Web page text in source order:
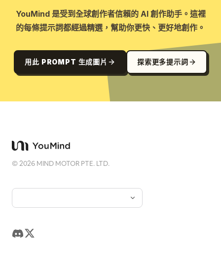
YouMind 是受到全球創作者信賴的 AI 創作助手。這裡
的每條提示詞都經過精選，幫助你更快、更好地創作。
用此 PROMPT 生成圖片 探索更多提示詞
©2026 MIND MOTOR PTE. LTD.